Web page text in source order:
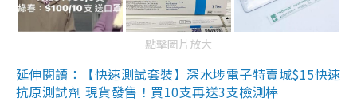
點擊圖片放大
延伸閱讀：【快速測試套裝】深水埗電子特賣城$15快速
抗原測試劑 現貨發售！買10支再送3支檢測棒